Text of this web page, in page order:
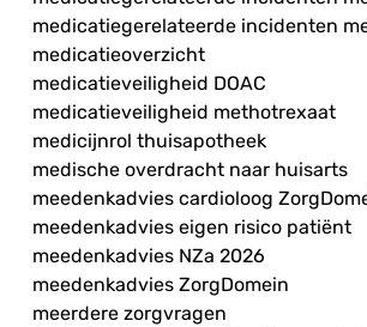
medicatiegerelateerde incidenten
medicatieoverzicht
medicatieveiligheid DOAC
medicatieveiligheid methotrexaat
medicijnrol thuisapotheek
medische overdracht naar huisarts
meedenkadvies cardioloog
meedenkadvies eigen risico patiënt
meedenkadvies NZa 2026
meedenkadvies ZorgDomein
meerdere zorgvragen